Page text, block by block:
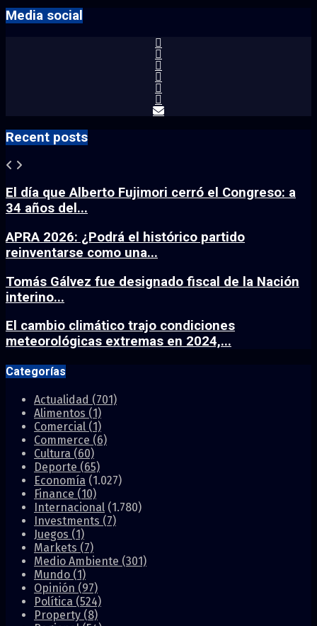
Media social
Recent posts
El día que Alberto Fujimori cerró el Congreso: a
34 años del...
APRA 2026: ¿Podrá el histórico partido
reinventarse como una...
Tomás Gálvez fue designado fiscal de la Nación
interino...
El cambio climático trajo condiciones
meteorológicas extremas en 2024,...
Categorías
Actualidad (701)
Alimentos (1)
Comercial (1)
Commerce (6)
Cultura (60)
Deporte (65)
Economía (1.027)
Finance (10)
Internacional (1.780)
Investments (7)
Juegos (1)
Markets (7)
Medio Ambiente (301)
Mundo (1)
Opinión (97)
Política (524)
Property (8)